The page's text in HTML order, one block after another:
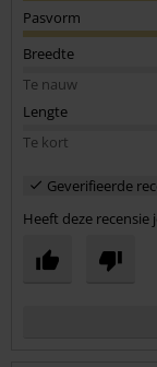
Pasvorm
Breedte
Te nauw
Lengte
Te kort
Geverifieerde
Heeft deze recensie